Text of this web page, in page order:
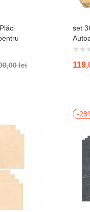
de
lei
set
-